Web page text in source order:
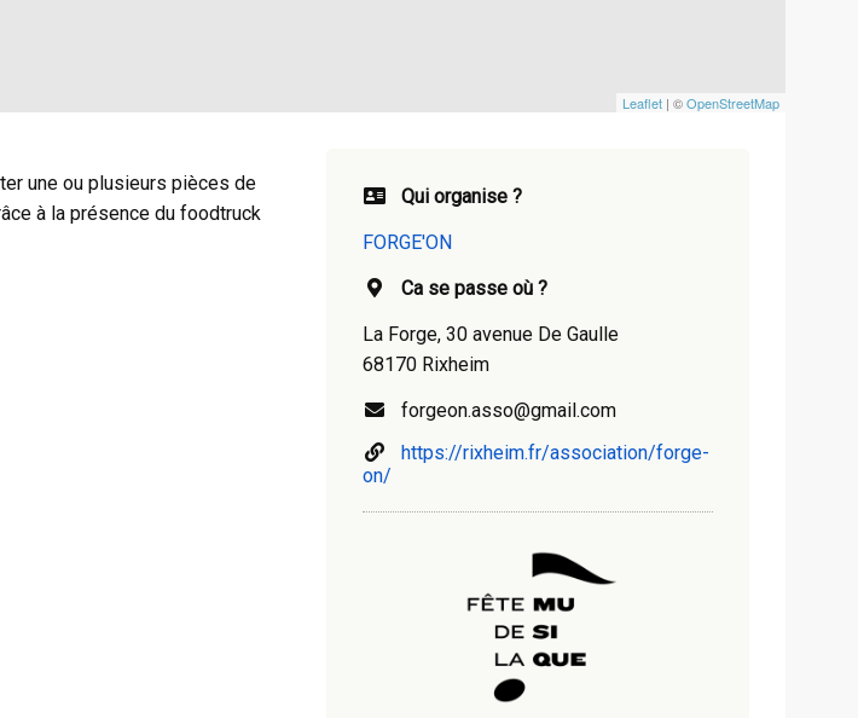
Leaflet | ©OpenStreetMap
une ou plusieurs pièces de
à la présence du foodtruck
Qui organise ?
FORGE'ON
Ca se passe où ?
La Forge, 30 avenue De Gaulle
68170 Rixheim
forgeon.asso@gmail.com
https://rixheim.fr/association/forge-
on/